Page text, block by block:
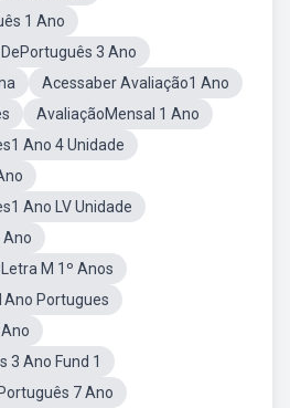
1 Ano
3 Ano
Acessaber Avaliação1 Ano
AvaliaçãoMensal 1 Ano
Ano 4 Unidade
Ano LV Unidade
Ano
M 1º Anos
Portugues
3 Ano Fund 1
7 Ano